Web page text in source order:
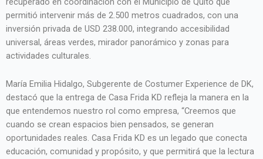
permitió intervenir más de 2.500 metros cuadrados, con una
inversión privada de USD 238.000, integrando accesibilidad
universal, áreas verdes, mirador panorámico y zonas para
actividades culturales.
María Emilia Hidalgo, Subgerente de Costumer Experience de DK,
destacó que la entrega de Casa Frida KD refleja la manera en la
que entendemos nuestro rol como empresa, “Creemos que
cuando se crean espacios bien pensados, se generan
oportunidades reales. Casa Frida KD es un legado que conecta
educación, comunidad y propósito, y que permitirá que la lectura